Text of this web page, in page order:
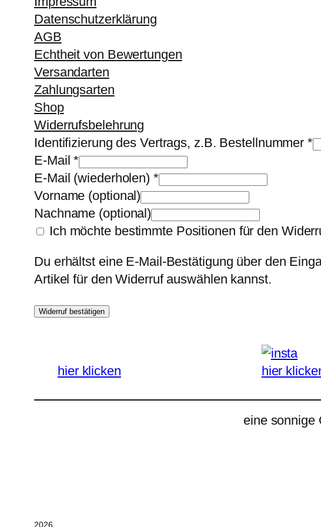
Datenschutzerklärung
AGB
Echtheit von Bewertungen
Versandarten
Zahlungsarten
Shop
Widerrufsbelehrung
Identifizierung des Vertrags, z.B. Bestellnummer*
E-Mail*
E-Mail (wiederholen) *
Vorname (optional)
Nachname (optional)
Ich möchte bestimmte Positionen für den
Du erhältst eine E-Mail-Bestätigung über den
Artikel für den Widerruf auswählen kannst.
Widerruf bestätigen
hier klicken hier
eine sonnige
2026